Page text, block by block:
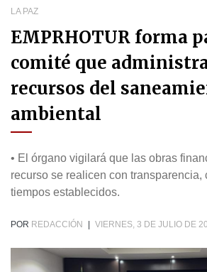
LA PAZ
EMPRHOTUR forma
comité que
recursos del
ambiental
• El órgano vigilará que las obras
recurso se realicen con transparencia,
tiempos establecidos.
POR REDACCIÓN VIERNES, 3 DE JULIO DE